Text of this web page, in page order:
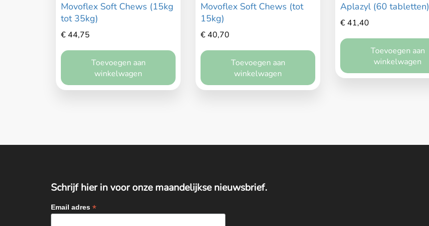
Movoflex Soft Chews (15kg
tot 35kg)
€44,75
Toevoegen aan
winkelwagen
Movoflex Soft Chews (tot
15kg)
€40,70
Toevoegen aan
winkelwagen
Aplazyl (60 tabletten)
€41,40
Toevoegen aan
winkelwagen
Schrijf hier in voor onze maandelijkse nieuwsbrief.
Email adres *